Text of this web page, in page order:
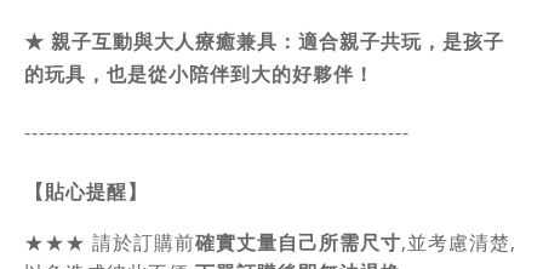
★ 親子互動與大人療癒兼具：適合親子共玩，是孩子
的玩具，也是從小陪伴到大的好夥伴！
-----------------------------------------------------
【貼心提醒】
★★★ 請於訂購前確實丈量自己所需尺寸,並考慮清楚,